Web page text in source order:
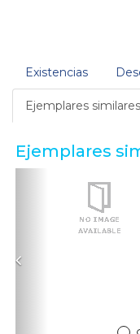
Existencias
Ejemplares similares
Ejemplares
Anterior